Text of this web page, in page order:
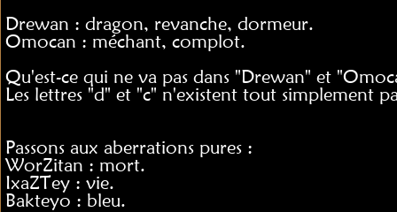
Drewan : dragon, revanche, dormeur.
Omocan : méchant, complot.
Qu'est-ce qui ne va pas dans "Drewan" et
Les lettres "d" et "c" n'existent tout simplement
Passons aux aberrations pures :
WorZitan : mort.
IxaZTey : vie.
Bakteyo : bleu.